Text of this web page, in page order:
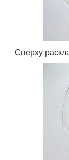
Сверху